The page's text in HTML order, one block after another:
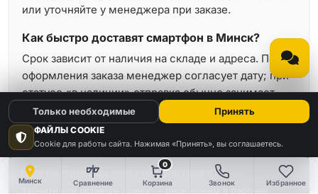
Минск Сравнение
0
Корзина Звонок Избранное
или уточняйте у менеджера при заказе.
Как быстро доставят смартфон в Минск?
Срок зависит от наличия на складе и адреса. После
оформления заказа менеджер согласует дату; при
статусе «в наличии» отправка обычно занимает
минимальное время.
Нужна помощь или консультация?
ФАЙЛЫ COOKIE
Cookie для работы сайта. Нажимая «Принять», вы соглашаетесь.
Только необходимые Принять